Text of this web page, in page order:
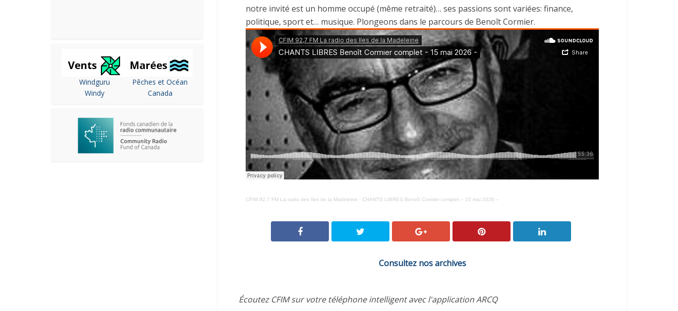
Windguru
Windy
Pêches et Océan
Canada
notre invité est un homme occupé (même retraité)… ses passions sont variées: finance,
politique, sport et… musique. Plongeons dans le parcours de Benoît Cormier.
CFIM 92,7 FM La radio des Iles de la Madeleine · CHANTS LIBRES Benoît Cormier complet – 15 mai 2026 –
Consultez nos archives
Écoutez CFIM sur votre téléphone intelligent avec l'application ARCQ